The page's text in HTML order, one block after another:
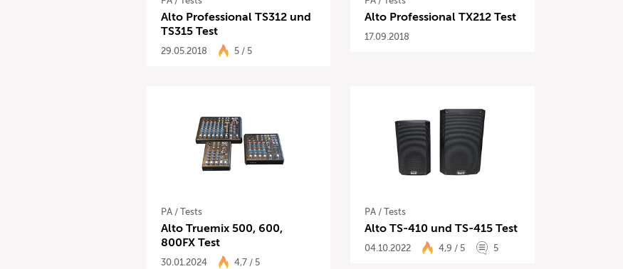
Alto Professional TS312 und
TS315 Test
29.05.2018 5 / 5
Alto Professional TX212 Test
17.09.2018
PA/ Tests
Alto Truemix 500, 600,
800FX Test
30.01.2024 4,7 / 5
PA /Tests
Alto TS-410 und TS-415 Test
04.10.2022 4,9 / 5 5